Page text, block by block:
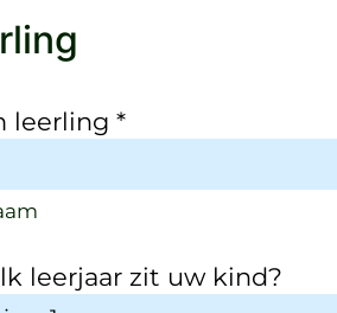
leerling *
leerjaar zit uw kind?